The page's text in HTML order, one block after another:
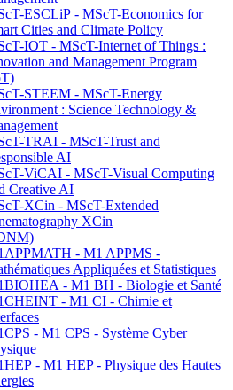
ESCLiP - MScT-Economics for
Cities and Climate Policy
IOT - MScT-Internet of Things :
and Management Program
STEEM - MScT-Energy
: Science Technology &
TRAI - MScT-Trust and
AI
ViCAI - MScT-Visual Computing
Creative AI
XCin - MScT-Extended
XCin
- M1 APPMS -
Appliquées et Statistiques
- M1 BH - Biologie et Santé
- M1 CI - Chimie et
- M1 CPS - Système Cyber
- M1 HEP - Physique des Hautes